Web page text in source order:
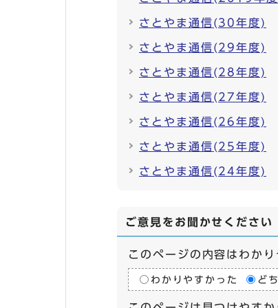
さとやま通信(30年度)
さとやま通信(29年度)
さとやま通信(28年度)
さとやま通信(27年度)
さとやま通信(26年度)
さとやま通信(25年度)
さとやま通信(24年度)
ご意見をお聞かせください
このページの内容はわか
わかりやすかった ど